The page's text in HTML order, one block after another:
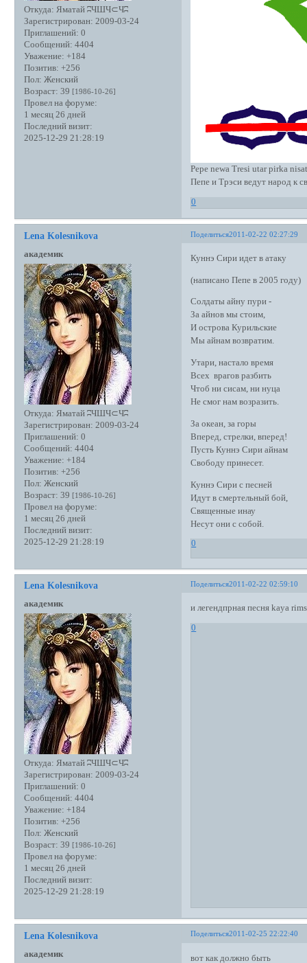
Откуда: Яматай ʭЧШЧ⊂Чʭ
Зарегистрирован: 2009-03-24
Приглашений: 0
Сообщений: 4404
Уважение: +184
Позитив: +256
Пол: Женский
Возраст: 39 [1986-10-26]
Провел на форуме:
1 месяц 26 дней
Последний визит:
2025-12-29 21:28:19
Pepe newa Tresi utar pirka
Пепе и Трэси ведут народ к
0
Поделиться2011-02-22 02:27:29
Lena Kolesnikova
академик
Откуда: Яматай ʭЧШЧ⊂Чʭ
Зарегистрирован: 2009-03-24
Приглашений: 0
Сообщений: 4404
Уважение: +184
Позитив: +256
Пол: Женский
Возраст: 39 [1986-10-26]
Провел на форуме:
1 месяц 26 дней
Последний визит:
2025-12-29 21:28:19
Куннэ Сири идет в атаку
(написано Пепе в 2005 году)
Солдаты айну пури -
За айнов мы стоим,
И острова Курильские
Мы айнам возвратим.
Утари, настало время
Всех врагов разбить
Чтоб ни сисам, ни нуца
Не смог нам возразить.
За океан, за горы
Вперед, стрелки, вперед!
Пусть Куннэ Сири айнам
Свободу принесет.
Куннэ Сири с песней
Идут в смертельный бой,
Священные инау
Несут они с собой.
0
Поделиться2011-02-22 02:59:10
Lena Kolesnikova
академик
Откуда: Яматай ʭЧШЧ⊂Чʭ
Зарегистрирован: 2009-03-24
Приглашений: 0
Сообщений: 4404
Уважение: +184
Позитив: +256
Пол: Женский
Возраст: 39 [1986-10-26]
Провел на форуме:
1 месяц 26 дней
Последний визит:
2025-12-29 21:28:19
и легендпрная песня kaya
0
Поделиться2011-02-25 22:22:40
Lena Kolesnikova
академик вот как должно быть